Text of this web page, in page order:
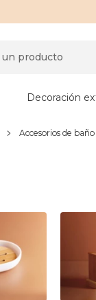
Decoración
Accesorios de baño